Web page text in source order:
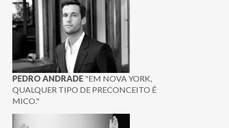
PEDRO ANDRADE "EM NOVA YORK,
QUALQUER TIPO DE PRECONCEITO É
MICO."